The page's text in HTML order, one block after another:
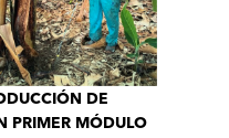
DE
PRIMER MÓDULO